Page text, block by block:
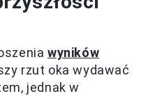
wyników
rzut oka wydawać
jednak w